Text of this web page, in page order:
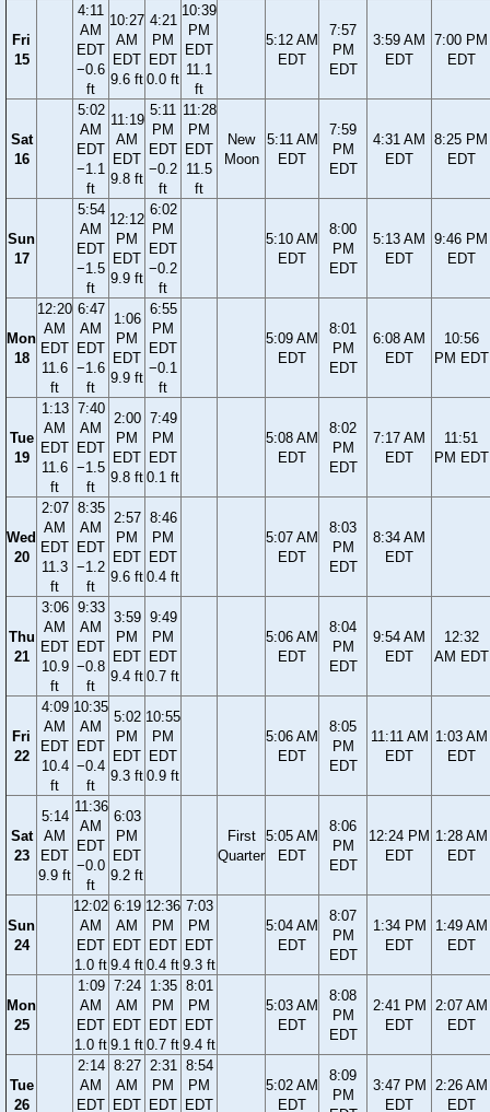
Fri
15
4:11
AM
EDT
−0.6
ft
10:27
AM
EDT
9.6 ft
4:21
PM
EDT
0.0 ft
10:39
PM
EDT
11.1
ft
5:12 AM
EDT
7:57
PM
EDT
3:59 AM
EDT
7:00 PM
EDT
Sat
16
5:02
AM
EDT
−1.1
ft
11:19
AM
EDT
9.8 ft
5:11
PM
EDT
−0.2
ft
11:28
PM
EDT
11.5
ft
New
Moon
5:11 AM
EDT
7:59
PM
EDT
4:31 AM
EDT
8:25 PM
EDT
Sun
17
5:54
AM
EDT
−1.5
ft
12:12
PM
EDT
9.9 ft
6:02
PM
EDT
−0.2
ft
5:10 AM
EDT
8:00
PM
EDT
5:13 AM
EDT
9:46 PM
EDT
Mon
18
12:20
AM
EDT
11.6
ft
6:47
AM
EDT
−1.6
ft
1:06
PM
EDT
9.9 ft
6:55
PM
EDT
−0.1
ft
5:09 AM
EDT
8:01
PM
EDT
6:08 AM
EDT
10:56
PM EDT
Tue
19
1:13
AM
EDT
11.6
ft
7:40
AM
EDT
−1.5
ft
2:00
PM
EDT
9.8 ft
7:49
PM
EDT
0.1 ft
5:08 AM
EDT
8:02
PM
EDT
7:17 AM
EDT
11:51
PM EDT
Wed
20
2:07
AM
EDT
11.3
ft
8:35
AM
EDT
−1.2
ft
2:57
PM
EDT
9.6 ft
8:46
PM
EDT
0.4 ft
5:07 AM
EDT
8:03
PM
EDT
8:34 AM
EDT
Thu
21
3:06
AM
EDT
10.9
ft
9:33
AM
EDT
−0.8
ft
3:59
PM
EDT
9.4 ft
9:49
PM
EDT
0.7 ft
5:06 AM
EDT
8:04
PM
EDT
9:54 AM
EDT
12:32
AM EDT
Fri
22
4:09
AM
EDT
10.4
ft
10:35
AM
EDT
−0.4
ft
5:02
PM
EDT
9.3 ft
10:55
PM
EDT
0.9 ft
5:06 AM
EDT
8:05
PM
EDT
11:11 AM
EDT
1:03 AM
EDT
Sat
23
5:14
AM
EDT
9.9 ft
11:36
AM
EDT
−0.0
ft
6:03
PM
EDT
9.2 ft
First
Quarter
5:05 AM
EDT
8:06
PM
EDT
12:24 PM
EDT
1:28 AM
EDT
Sun
24
12:02
AM
EDT
1.0 ft
6:19
AM
EDT
9.4 ft
12:36
PM
EDT
0.4 ft
7:03
PM
EDT
9.3 ft
5:04 AM
EDT
8:07
PM
EDT
1:34 PM
EDT
1:49 AM
EDT
Mon
25
1:09
AM
EDT
1.0 ft
7:24
AM
EDT
9.1 ft
1:35
PM
EDT
0.7 ft
8:01
PM
EDT
9.4 ft
5:03 AM
EDT
8:08
PM
EDT
2:41 PM
EDT
2:07 AM
EDT
Tue
26
2:14
AM
EDT
8:27
AM
EDT
2:31
PM
EDT
8:54
PM
EDT
5:02 AM
EDT
8:09
PM
3:47 PM
EDT
2:26 AM
EDT